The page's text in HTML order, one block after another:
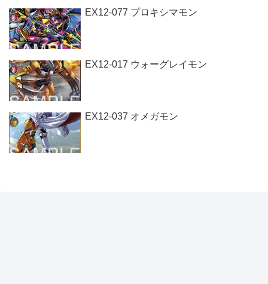
EX12-077 プロキシマモン
EX12-017 ウォーグレイモン
EX12-037 オメガモン